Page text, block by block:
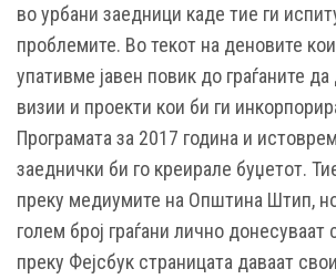
во урбани заедници каде тие ги
проблемите. Во текот на деновите
упативме јавен повик до граѓаните
визии и проекти кои би ги
Програмата за 2017 година и
заеднички би го креирале буџетот.
преку медиумите на Општина Штип,
голем број граѓани лично донесуваат
преку Фејсбук страницата даваат